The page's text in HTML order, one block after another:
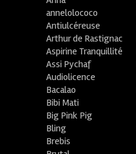
annelolococo
Antiulcéreuse
Arthur de Rastignac
Aspirine Tranquillité
Assi Pychaf
Audiolicence
Bacalao
Bibi Mati
Big Pink Pig
Bling
Brebis